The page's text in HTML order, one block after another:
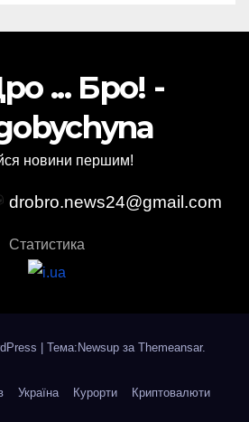
... Бро! -
новини першим!
drobro.news24@gmail.com
Статистика
Тема:Newsup за Themeansar.
Україна Курорти Криптовалюти